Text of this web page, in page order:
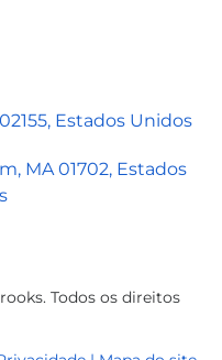
Estados Unidos
MA 01702, Estados
Todos os direitos